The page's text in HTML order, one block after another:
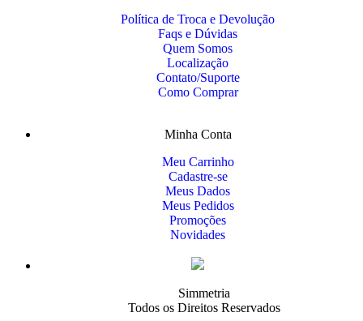
Política de Troca e Devolução
Faqs e Dúvidas
Quem Somos
Localização
Contato/Suporte
Como Comprar
Minha Conta
Meu Carrinho
Cadastre-se
Meus Dados
Meus Pedidos
Promoções
Novidades
Simmetria
Todos os Direitos Reservados